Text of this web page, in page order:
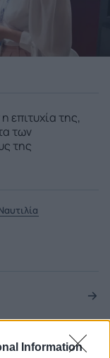
Information
επιτυχία της,
των
της
ανοδικά